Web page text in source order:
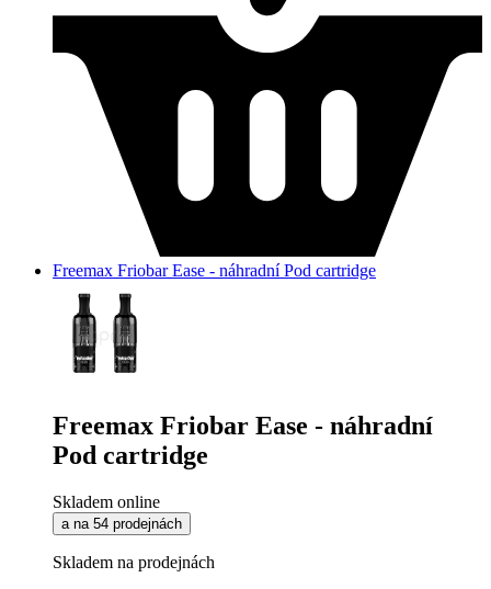
Freemax Friobar Ease - náhradní Pod cartridge
Freemax Friobar Ease - náhradní
Pod cartridge
Skladem online
a na 54 prodejnách
Skladem na prodejnách